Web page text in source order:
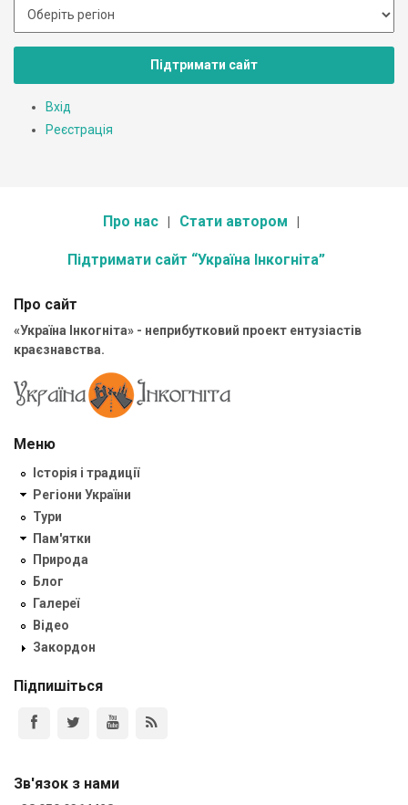
Підтримати сайт
Вхід
Реєстрація
Про нас Стати автором
Підтримати сайт “Україна Інкогніта”
Про сайт
«Україна Інкогніта» - неприбутковий проект ентузіастів
краєзнавства.
Меню
Історія і традиції
Регіони України
Тури
Пам'ятки
Природа
Блог
Галереї
Відео
Закордон
Підпишіться
Зв'язок з нами